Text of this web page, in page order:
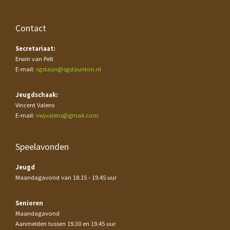
Contact
Secretariaat:
Erwin van Pelt
E-mail: sgstaun@sgstaunton.nl
Jeugdschaak:
Vincent Valens
E-mail: vwjvalens@gmail.com
Speelavonden
Jeugd
Maandagavond van 18.15 - 19.45 uur
Senioren
Maandagavond
Aanmelden tussen 19.30 en 19.45 uur